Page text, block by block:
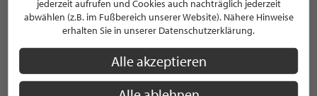
BISTRO
Münzstr. 3
jederzeit aufrufen und Cookies auch nachträglich jederzeit
abwählen (z.B. im Fußbereich unserer Website). Nähere Hinweise
erhalten Sie in unserer Datenschutzerklärung.
Alle akzeptieren